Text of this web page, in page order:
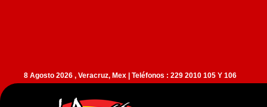
8 Agosto 2026 , Veracruz, Mex | Teléfonos : 229 2010 105 Y 106